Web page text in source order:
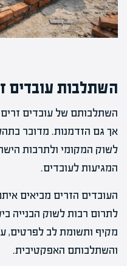
השתלבות עובדים
השתלבותם של עובדים
אך גם הזדמנות. מדובר
לשוק המקומי ולתרבות
המגיעות לעובדים.
העובדים הזרים מביאים
לתרום רבות לשוק הבנייה
מקיף ותשומת לב לפרטים,
והשתלבותם האפקטיבית.